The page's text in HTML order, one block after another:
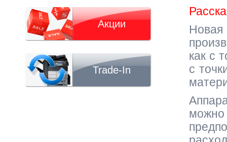
как с
с
Акции
Trade-In